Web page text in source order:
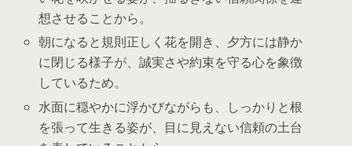
想させることから。
朝になると規則正しく花を開き、夕方には静か
に閉じる様子が、誠実さや約束を守る心を象徴
しているため。
水面に穏やかに浮かびながらも、しっかりと根
を張って生きる姿が、目に見えない信頼の土台